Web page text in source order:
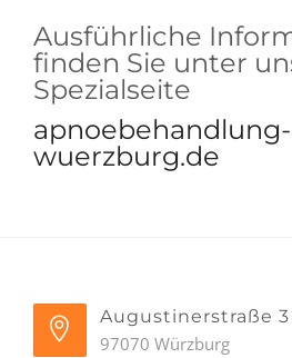
Ausführliche
finden Sie unter
Spezialseite
apnoebehandlung-
wuerzburg.de
Augustinerstraße 3
97070 Würzburg